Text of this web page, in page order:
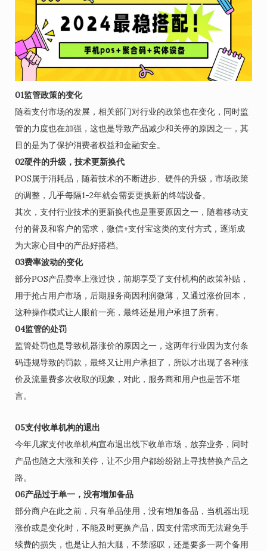
01监管政策的变化
随着支付市场的发展，相关部门对行业的政策也在变化，同时监
管的力度也在加强，这也是导致产品减少和关停的原因之一，其
目的是为了保护消费者权益和金融安全。
02硬件的升级，技术更新换代
POS属于消耗品，随着技术的不断进步、硬件的升级，市场政策
的调整，几乎每隔1-2年就会需要更换新的终端设备。
其次，支付行业技术的更新换代也是重要原因之一，随着移动支
付的普及和客户的需求，微信+支付宝这类的支付方式，逐渐成
为大家心目中的产品好搭档。
03费率波动的变化
部分POS产品费率上涨过快，前期享受了支付机构的政策补贴，
用于抢占用户市场，后期服务商因利润微薄，又通过涨价回本，
这种操作模式让人眼前一亮，最终还是用户承担了所有。
04监管的处罚
监管处罚也是导致机器涨价的原因之一，这两年行业因为支付条
码违规导致的罚款，最终又让用户承担了，所以才出现了各种涨
价及流量费多次收取的现象，对此，服务商和用户也是苦不堪
言。
05支付收单机构的退出
今年几家支付收单机构宣布退出线下收单市场，放弃业务，同时
产品也随之大涨和关停，让不少用户都纷纷踏上寻找替换产品之
路。
06产品过于单一，没有增加备品
部分商户在此之前，只有单品使用，没有增加备品，当机器出现
涨价或是变化时，不能及时更换产品，因支付需求而无法避免手
续费的损失，也是让人拍大腿，不禁感叹，还是要多一两个备用